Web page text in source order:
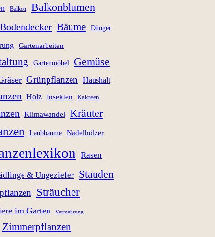
Balkon Balkonblumen
Bodendecker Bäume Dünger
Gartenarbeiten
Gartenmöbel Gemüse
Grünpflanzen Haushalt
Holz Insekten Kakteen
Klimawandel Kräuter
Laubbäume Nadelhölzer
Rasen
& Ungeziefer Stauden
Sträucher
im Garten Vermehrung
Zimmerpflanzen